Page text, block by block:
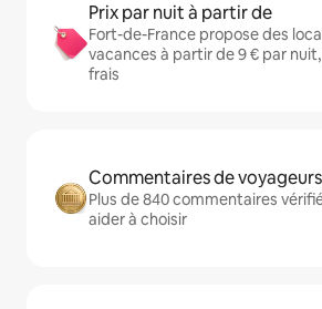
Prix par nuit à partir de
Fort-de-France propose des
vacances à partir de 9 € par
frais
Commentaires de
Plus de 840 commentaires
aider à choisir